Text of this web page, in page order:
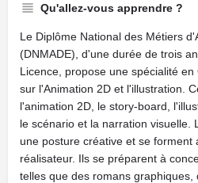
Qu'allez-vous apprendre ?
Le Diplôme National des Métiers
(DNMADE), d'une durée de trois
Licence, propose une spécialité
sur l'Animation 2D et l'illustration.
l'animation 2D, le story-board,
le scénario et la narration visuelle.
une posture créative et se forment
réalisateur. Ils se préparent à
telles que des romans graphiques,